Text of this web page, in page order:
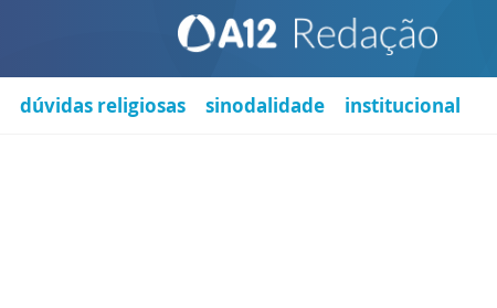
dúvidas religiosas sinodalidade institucional